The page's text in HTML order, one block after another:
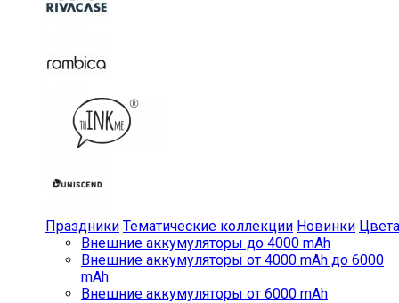
Праздники Тематические коллекции Новинки Цвета
Внешние аккумуляторы до 4000 mAh
Внешние аккумуляторы от 4000 mAh до 6000
mAh
Внешние аккумуляторы от 6000 mAh